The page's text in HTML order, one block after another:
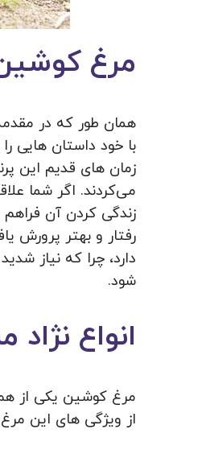
مرغ
همان طور که در
با خود داستان هایی
زمان های قدیم این
می‌کردند. اگر شما
زندگی کردن آن
رفتار و بهتر پرورش
دارد، چرا که نیاز
شود.
انواع
مرغ کوشین یکی از هم
از ویژگی های این